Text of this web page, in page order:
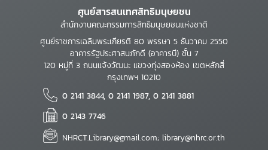
ศูนย์สารสนเทศสิทธิมนุษยชน
สำนักงานคณะกรรมการสิทธิมนุษยชนแห่งชาติ
ศูนย์ราชการเฉลิมพระเกียรติ 80 พรรษา 5 ธันวาคม 2550
อาคารรัฐประศาสนภักดี (อาคารบี) ชั้น 7
120 หมู่ที่ 3 ถนนแจ้งวัฒนะ แขวงทุ่งสองห้อง เขตหลักสี่
กรุงเทพฯ 10210
0 2141 3844, 0 2141 1987, 0 2141 3881
0 2143 7746
NHRCT.Library@gmail.com; library@nhrc.or.th